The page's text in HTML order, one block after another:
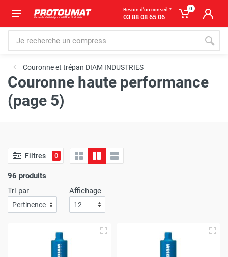
Besoin d'un conseil ?
03 88 08 65 06
0
Couronne et trépan DIAM INDUSTRIES
Couronne haute performance
(page 5)
Filtres 0
96 produits
Tri par
Affichage